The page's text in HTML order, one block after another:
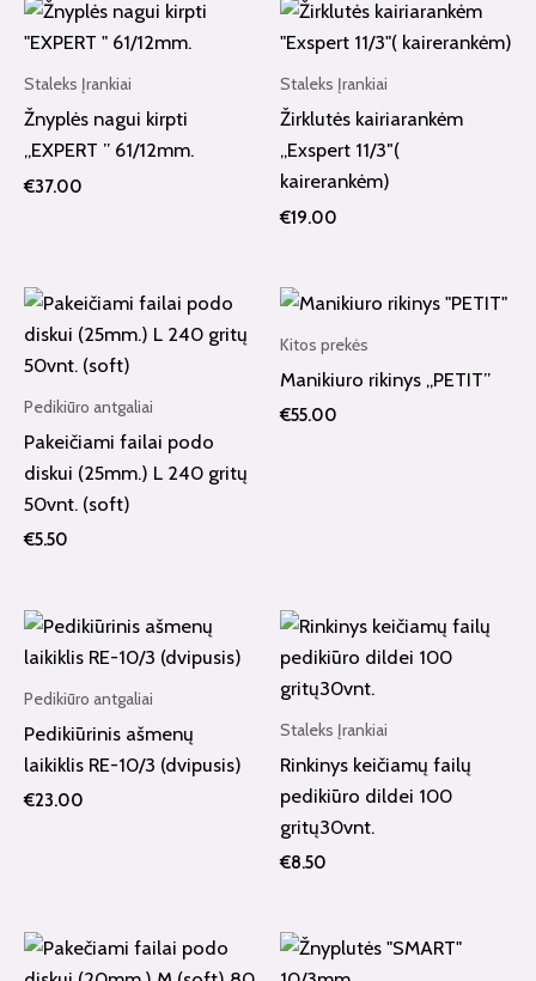
Staleks Įrankiai
Žnyplės nagui kirpti
„EXPERT ” 61/12mm.
€37.00
Staleks Įrankiai
Žirklutės kairiarankėm
„Exspert 11/3″(
kairerankėm)
€19.00
Pedikiūro antgaliai
Pakeičiami failai podo
diskui (25mm.) L 240 gritų
50vnt. (soft)
€5.50
Kitos prekės
Manikiuro rikinys „PETIT”
€55.00
Pedikiūro antgaliai
Pedikiūrinis ašmenų
laikiklis RE-10/3 (dvipusis)
€23.00
Staleks Įrankiai
Rinkinys keičiamų failų
pedikiūro dildei 100
gritų30vnt.
€8.50